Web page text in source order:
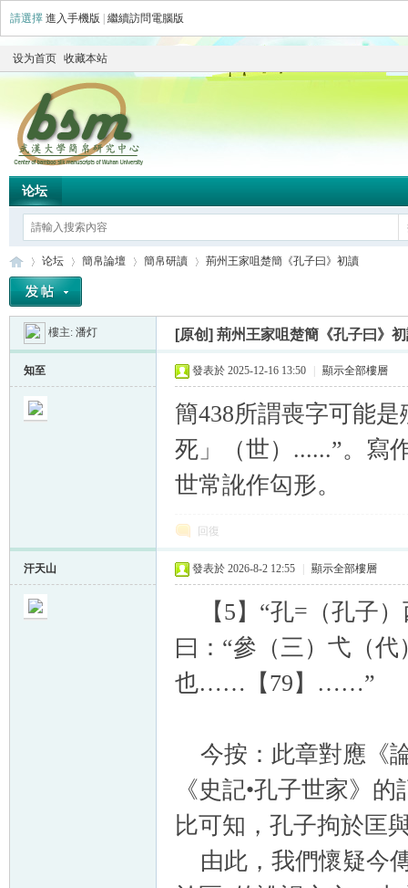
請選擇 進入手機版 繼續訪問電腦版
设为首页 收藏本站
论坛
»
论坛
›
簡帛論壇 簡帛研讀
›
荊州王家咀楚簡《孔子曰》初讀
樓主: 潘灯 [原创] 荊州王家咀楚簡《孔子曰》
知至 發表於 2025-12-16 13:50 顯示全部樓層
簡438所謂喪字可能
死」（世）......”。寫
世常訛作匃形。
回復
汗天山 發表於 2026-8-2 12:55 顯示全部樓層
【5】“孔=（孔子）
曰：“參（三）弋（
也……【79】……”
今按：此章對應《
《史記•孔子世家》
比可知，孔子拘於匡
由此，我們懷疑今